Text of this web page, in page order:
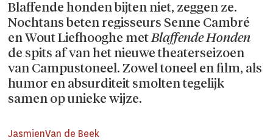
Blaffende honden bijten niet, zeggen ze.
Nochtans beten regisseurs Senne Cambré
en Wout Liefhooghe metBlaffende Honden
de spits af van het nieuwe theaterseizoen
van Campustoneel. Zowel toneel en film, als
humor en absurditeit smolten tegelijk
samen op unieke wijze.
JasmienVan de Beek